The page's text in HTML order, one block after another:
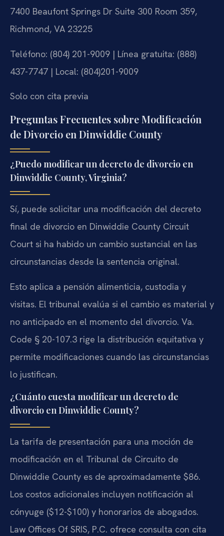
7400 Beaufont Springs Dr Suite 300 Room 359,
Richmond, VA 23225
Teléfono: (804) 201-9009 | Línea gratuita: (888)
437-7747 | Local: (804)201-9009
Solo con cita previa
Preguntas Frecuentes sobre Modificación
de Divorcio en Dinwiddie County
¿Puedo modificar un decreto de divorcio en
Dinwiddie County, Virginia?
Sí, puede solicitar una modificación del decreto
final de divorcio en Dinwiddie County Circuit
Court si ha habido un cambio sustancial en las
circunstancias desde la sentencia original.
Esto aplica a pensión alimenticia, custodia y
visitas. El tribunal evalúa si el cambio es material y
no anticipado en el momento del divorcio. Va.
Code § 20-107.3 rige la distribución equitativa y
permite modificaciones cuando las circunstancias
lo justifican.
¿Cuánto cuesta modificar un decreto de
divorcio en Dinwiddie County?
La tarifa de presentación para una moción de
modificación en el Tribunal de Circuito de
Dinwiddie County es de aproximadamente $86.
Los costos adicionales incluyen notificación al
cónyuge ($12-$100) y honorarios de abogados.
Law Offices Of SRIS, P.C. ofrece consulta con cita